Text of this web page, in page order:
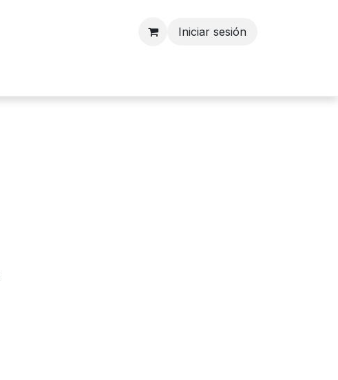
Iniciar sesión